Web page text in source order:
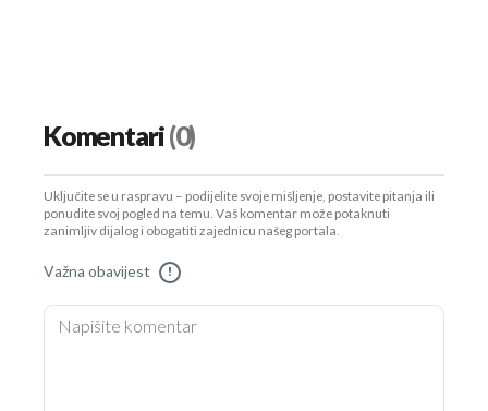
Komentari(0)
Uključite se u raspravu – podijelite svoje mišljenje, postavite pitanja ili
ponudite svoj pogled na temu. Vaš komentar može potaknuti
zanimljiv dijalog i obogatiti zajednicu našeg portala.
Važna obavijest !